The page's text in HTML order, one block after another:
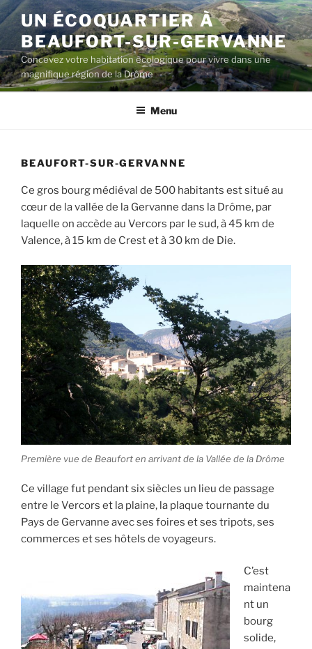
Aller
au
contenu
principal
UN ÉCOQUARTIER À
BEAUFORT-SUR-GERVANNE
Concevez votre habitation écologique pour vivre dans une
magnifique région de la Drôme
Menu
BEAUFORT-SUR-GERVANNE
Ce gros bourg médiéval de 500 habitants est situé au
cœur de la vallée de la Gervanne dans la Drôme, par
laquelle on accède au Vercors par le sud, à 45 km de
Valence, à 15 km de Crest et à 30 km de Die.
Première vue de Beaufort en arrivant de la Vallée de la Drôme
Ce village fut pendant six siècles un lieu de passage
entre le Vercors et la plaine, la plaque tournante du
Pays de Gervanne avec ses foires et ses tripots, ses
commerces et ses hôtels de voyageurs.
C’est
maintena
nt un
bourg
solide,